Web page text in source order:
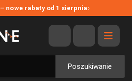
nowe rabaty od 1 sierpnia›
Poszukiwanie